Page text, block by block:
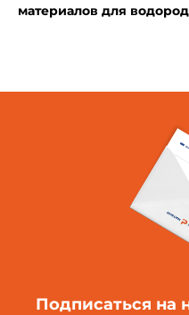
материалов для
Подписаться на